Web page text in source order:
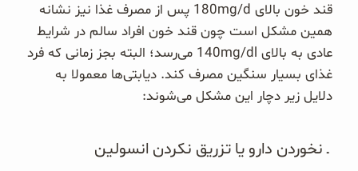
قند خون بالای 180mg/d پس از مصرف غذا نیز نشانه
همین مشکل است چون قند خون افراد سالم در شرایط
عادی به بالای 140mg/dl می‌رسد؛ البته بجز زمانی که فرد
غذای بسیار سنگین مصرف کند. دیابتی‌ها معمولا به
دلایل زیر دچار این مشکل می‌شوند:
ـ‌ نخوردن دارو یا تزریق نکردن انسولین